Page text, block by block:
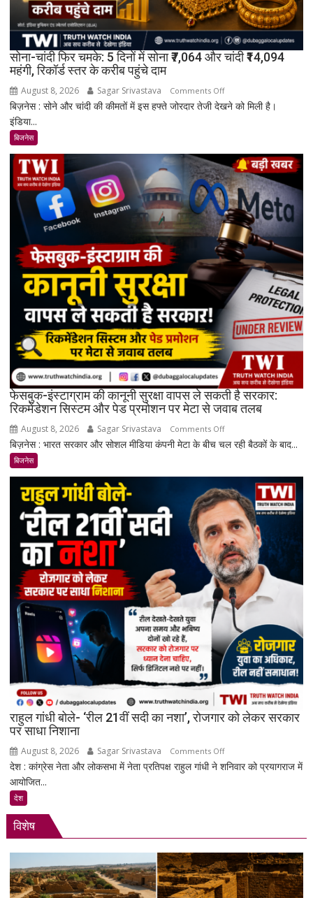
सोना-चांदी फिर चमके: 5 दिनों में सोना ₹7,064 और चांदी ₹14,094
महंगी, रिकॉर्ड स्तर के करीब पहुंचे दाम
August 8, 2026 Sagar Srivastava Comments Offon
सोना-
चमके:
5
दिनों
में
सोना
₹7,064
और
चांदी
₹14,094
महंगी,
रिकॉर्ड
स्तर
के
करीब
पहुंचे
दाम
बिज़नेस : सोने और चांदी की कीमतों में इस हफ्ते जोरदार तेजी देखने को मिली है।
इंडिया...
बिजनेस
फेसबुक-इंस्टाग्राम की कानूनी सुरक्षा वापस ले सकती है सरकार:
रिकमेंडेशन सिस्टम और पेड प्रमोशन पर मेटा से जवाब तलब
August 8, 2026 Sagar Srivastava Comments Offon
फेसबुक-
कानूनी
सुरक्षा
वापस
ले
सकती
है
सरकार:
रिकमेंडेशन
सिस्टम
और
पेड
प्रमोशन
से
जवाब
बिज़नेस : भारत सरकार और सोशल मीडिया कंपनी मेटा के बीच चल रही बैठकों के बाद...
बिजनेस
राहुल गांधी बोले- ‘रील 21वीं सदी का नशा’, रोजगार को लेकर सरकार
पर साधा निशाना
August 8, 2026 Sagar Srivastava Comments Offon
राहुल
का
नशा’,
रोजगार
देश : कांग्रेस नेता और लोकसभा में नेता प्रतिपक्ष राहुल गांधी ने शनिवार को प्रयागराज में
आयोजित...
देश
विशेष